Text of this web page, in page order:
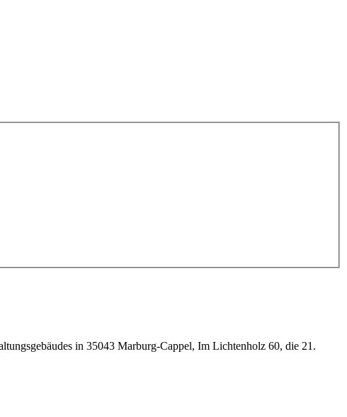
in 35043 Marburg-Cappel, Im Lichtenholz 60, die 21.